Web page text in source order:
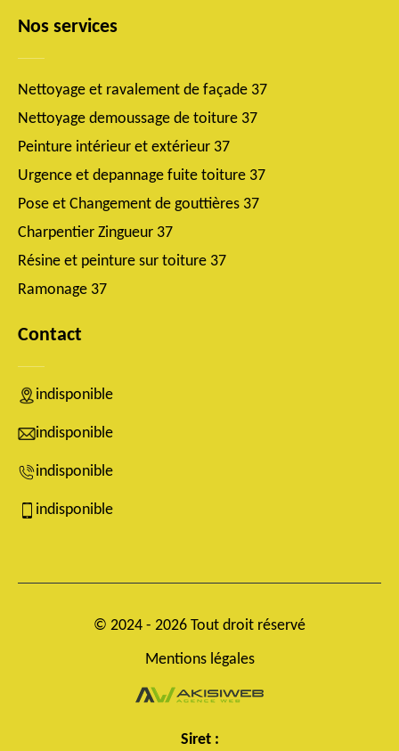
Nos services
Nettoyage et ravalement de façade 37
Nettoyage demoussage de toiture 37
Peinture intérieur et extérieur 37
Urgence et depannage fuite toiture 37
Pose et Changement de gouttières 37
Charpentier Zingueur 37
Résine et peinture sur toiture 37
Ramonage 37
Contact
indisponible
indisponible
indisponible
indisponible
© 2024 - 2026 Tout droit réservé
Mentions légales
Siret :